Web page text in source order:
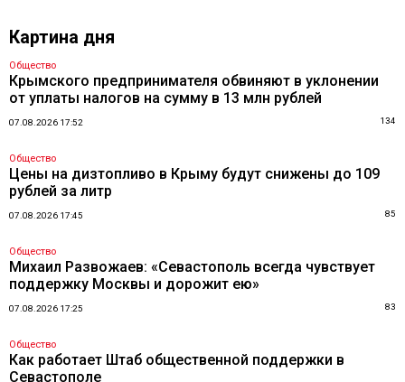
Картина дня
Общество
Крымского предпринимателя обвиняют в уклонении
от уплаты налогов на сумму в 13 млн рублей
07.08.2026 17:52 134
Общество
Цены на дизтопливо в Крыму будут снижены до 109
рублей за литр
07.08.2026 17:45 85
Общество
Михаил Развожаев: «Севастополь всегда чувствует
поддержку Москвы и дорожит ею»
07.08.2026 17:25 83
Общество
Как работает Штаб общественной поддержки в
Севастополе